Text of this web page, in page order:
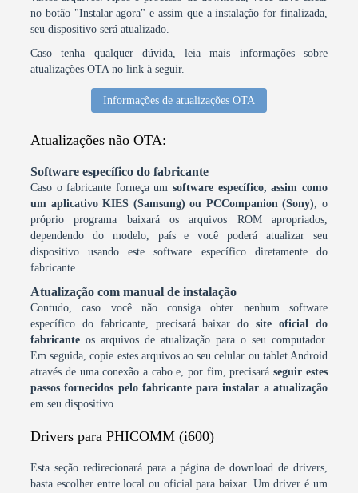
no botão "Instalar agora" e assim que a instalação for finalizada,
seu dispositivo será atualizado.
Caso tenha qualquer dúvida, leia mais informações sobre
atualizações OTA no link à seguir.
Informações de atualizações OTA
Atualizações não OTA:
Software específico do fabricante
Caso o fabricante forneça umsoftware específico, assim como
um aplicativo KIES (Samsung) ou PCCompanion (Sony), o
próprio programa baixará os arquivos ROM apropriados,
dependendo do modelo, país e você poderá atualizar seu
dispositivo usando este software específico diretamente do
fabricante.
Atualização com manual de instalação
Contudo, caso você não consiga obter nenhum software
específico do fabricante, precisará baixar dosite oficial do
fabricante os arquivos de atualização para o seu computador.
Em seguida, copie estes arquivos ao seu celular ou tablet Android
através de uma conexão a cabo e, por fim, precisaráseguir estes
passos fornecidos pelo fabricante para instalar a atualização
em seu dispositivo.
Drivers para PHICOMM (i600)
Esta seção redirecionará para a página de download de drivers,
basta escolher entre local ou oficial para baixar. Um driver é um